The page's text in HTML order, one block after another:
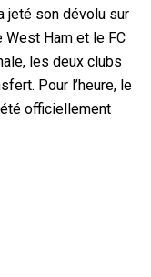
jeté son dévolu sur
Ham et le FC
les deux clubs
Pour l’heure, le
été officiellement